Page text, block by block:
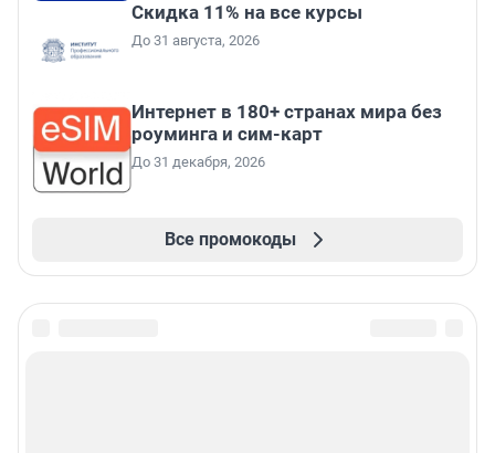
Скидка 11% на все курсы
До 31 августа, 2026
Интернет в 180+ странах мира без
роуминга и сим-карт
До 31 декабря, 2026
Все промокоды